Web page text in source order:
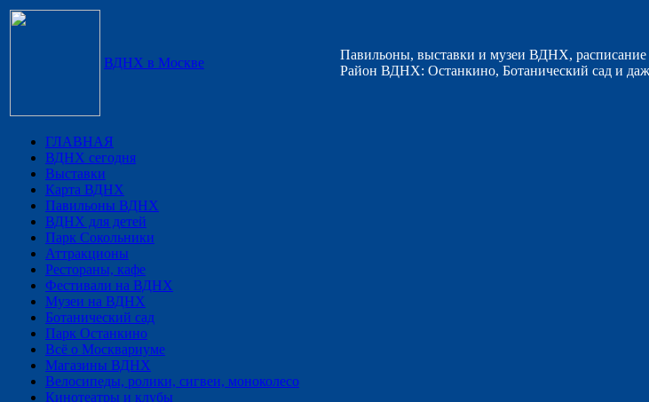
ВДНХ в Москве
Павильоны, выставки и музеи ВДНХ,
Район ВДНХ: Останкино, Ботанический сад и
ГЛАВНАЯ
ВДНХ сегодня
Выставки
Карта ВДНХ
Павильоны ВДНХ
ВДНХ для детей
Парк Сокольники
Аттракционы
Рестораны, кафе
Фестивали на ВДНХ
Музеи на ВДНХ
Ботанический сад
Парк Останкино
Всё о Москвариуме
Магазины ВДНХ
Велосипеды, ролики, сигвеи, моноколесо
Кинотеатры и клубы